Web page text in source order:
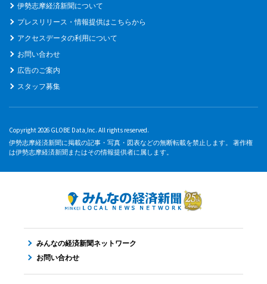
伊勢志摩経済新聞について
プレスリリース・情報提供はこちらから
アクセスデータの利用について
お問い合わせ
広告のご案内
スタッフ募集
Copyright 2026 GLOBE Data,Inc. All rights reserved.
伊勢志摩経済新聞に掲載の記事・写真・図表などの無断転載を禁止します。 著作権
は伊勢志摩経済新聞またはその情報提供者に属します。
みんなの経済新聞ネットワーク
お問い合わせ